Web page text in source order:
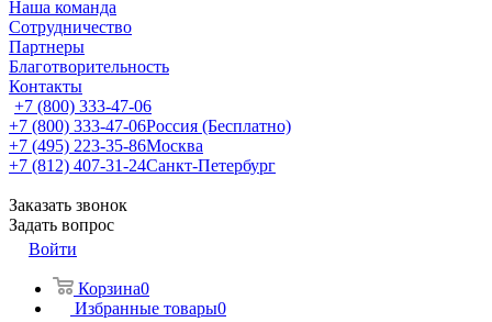
Наша команда
Сотрудничество
Партнеры
Благотворительность
Контакты
+7 (800) 333-47-06
+7 (800) 333-47-06Россия (Бесплатно)
+7 (495) 223-35-86Москва
+7 (812) 407-31-24Санкт-Петербург
Заказать звонок
Задать вопрос
Войти
Корзина0
Избранные товары0